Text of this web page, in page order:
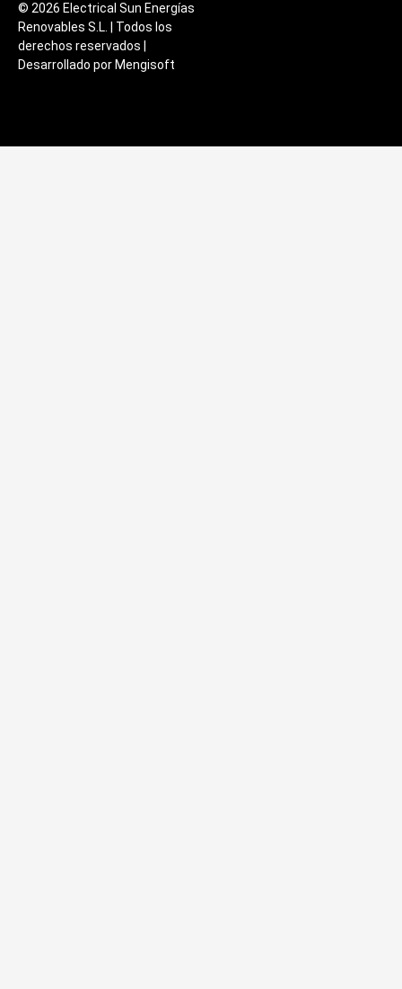
© 2026 Electrical Sun Energías
Renovables S.L. | Todos los
derechos reservados |
Desarrollado por Mengisoft